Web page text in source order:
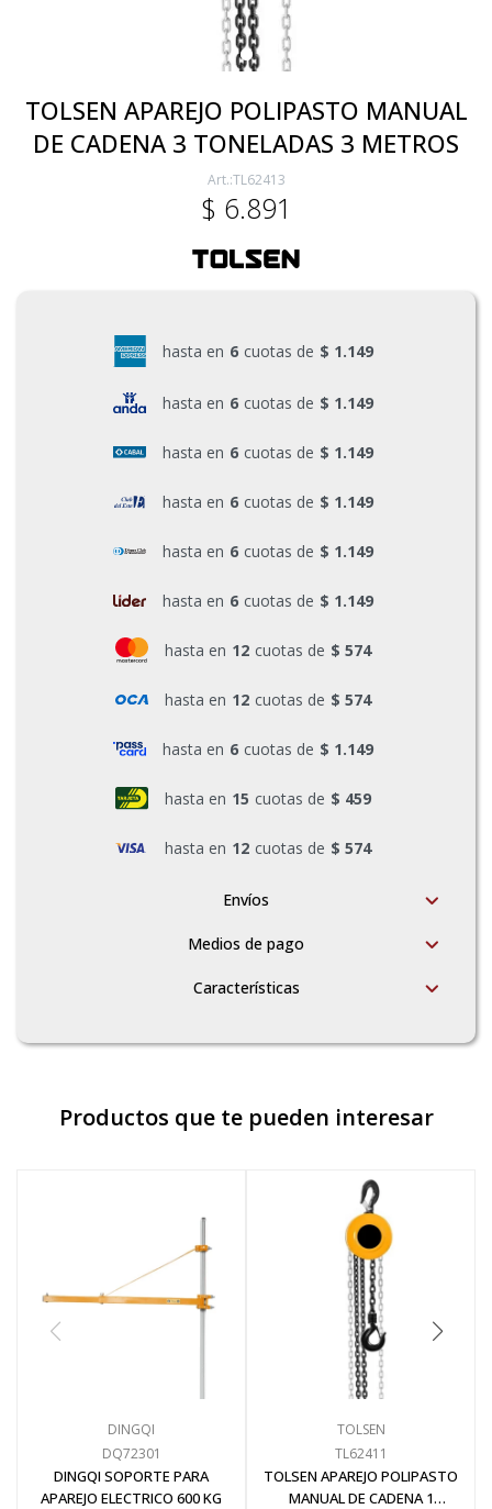
TOLSEN APAREJO POLIPASTO MANUAL
DE CADENA 3 TONELADAS 3 METROS
TL62413
$ 6.891
hasta en 6 cuotas de $ 1.149
hasta en 6 cuotas de $ 1.149
hasta en 6 cuotas de $ 1.149
hasta en 6 cuotas de $ 1.149
hasta en 6 cuotas de $ 1.149
hasta en 6 cuotas de $ 1.149
hasta en 12 cuotas de $ 574
hasta en 12 cuotas de $ 574
hasta en 6 cuotas de $ 1.149
hasta en 15 cuotas de $ 459
hasta en 12 cuotas de $ 574
Envíos
Medios de pago
Características
Productos que te pueden interesar
DINGQI
DQ72301
DINGQI SOPORTE PARA
APAREJO ELECTRICO 600 KG
TOLSEN
TL62411
TOLSEN APAREJO POLIPASTO
MANUAL DE CADENA 1
Ferretería
Herramientas Eléctrica y Batería
Piscinas e Inflables